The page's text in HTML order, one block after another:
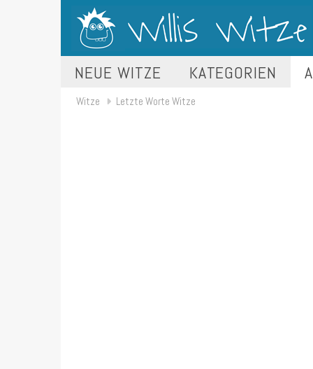
NEUE WITZE KATEGORIEN
Witze Letzte Worte Witze